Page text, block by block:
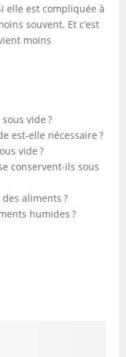
elle est compliquée à
souvent. Et c’est
moins
vide ?
est-elle nécessaire ?
vide ?
conservent-ils sous
aliments ?
humides ?